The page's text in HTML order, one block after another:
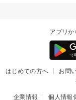
アプリか
はじめての方へ お問
企業情報 個人情報